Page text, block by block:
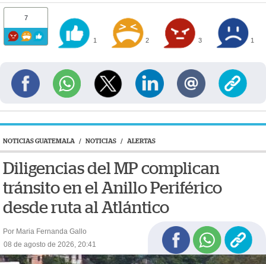
7
1 2 3 1
NOTICIAS GUATEMALA / NOTICIAS / ALERTAS
Diligencias del MP complican
tránsito en el Anillo Periférico
desde ruta al Atlántico
Por Maria Fernanda Gallo
08 de agosto de 2026, 20:41